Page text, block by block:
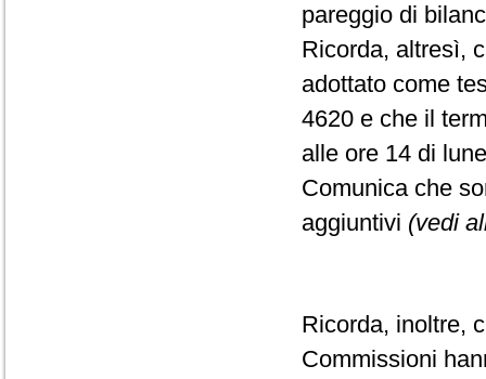
pareggio di
Ricorda, altresì,
adottato come
4620 e che il
alle ore 14 di
Comunica che
aggiuntivi (vedi
Ricorda, inoltre,
Commissioni